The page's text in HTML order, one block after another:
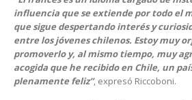
influencia que se extiende por todo el
que sigue despertando interés y
entre los jóvenes chilenos. Estoy muy
promoverlo y, al mismo tiempo, muy
acogida que he recibido en Chile, un
plenamente feliz”, expresó Riccoboni.